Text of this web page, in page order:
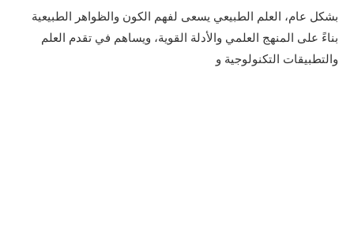
بشكل عام، العلم الطبيعي يسعى لفهم الكون والظواهر الطبيعية
بناءً على المنهج العلمي والأدلة القوية، ويساهم في تقدم العلم
والتطبيقات التكنولوجية و